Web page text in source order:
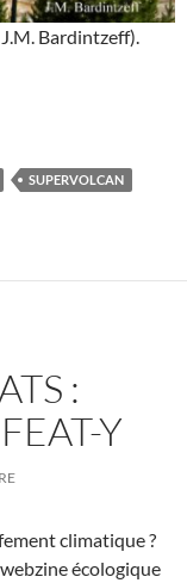
Bardintzeff).
Story TV
SUPERVOLCAN
:
Y
climatique ?
écologique